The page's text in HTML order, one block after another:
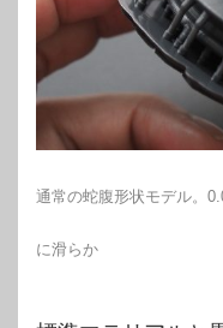
通常の蛇腹形状モデル。
に滑らか